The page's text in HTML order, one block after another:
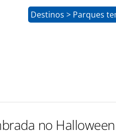
Destinos > Parques
no